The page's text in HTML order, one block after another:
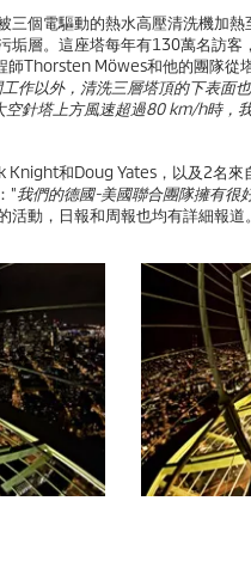
三個電驅動的熱水高壓清洗機加
垢層。這座塔每年有130萬名訪
Thorsten Möwes和他的團隊從
作以外，清洗三層塔頂的下表面
針塔上方風速超過80 km/h時，
Knight和Doug Yates，以及2名
"我們的德國-美國聯合團隊擁有很
動，日報和周報也均有詳細報道。